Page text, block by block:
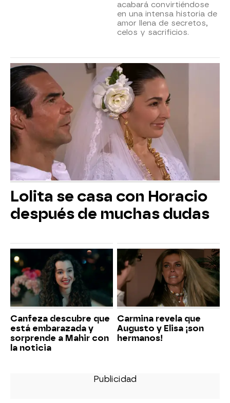
acabará convirtiéndose
en una intensa historia de
amor llena de secretos,
celos y sacrificios.
Lolita se casa con Horacio
después de muchas dudas
Canfeza descubre que
está embarazada y
sorprende a Mahir con
la noticia
Carmina revela que
Augusto y Elisa ¡son
hermanos!